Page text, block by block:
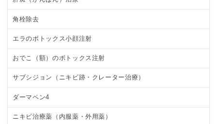
角栓除去
エラのボトックス小顔注射
おでこ（額）のボトックス注射
サブシジョン（ニキビ跡・クレーター治療）
ダーマペン4
ニキビ治療薬（内服薬・外用薬）